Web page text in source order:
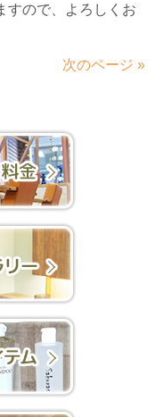
すので、よろしくお
次のページ »